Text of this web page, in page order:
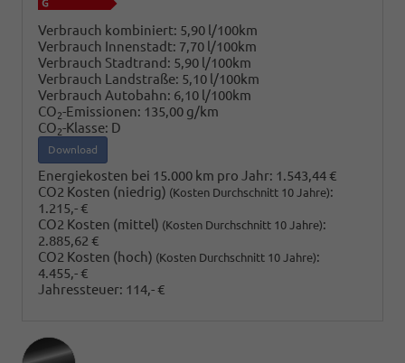
Verbrauch kombiniert: 5,90 l/100km
Verbrauch Innenstadt: 7,70 l/100km
Verbrauch Stadtrand: 5,90 l/100km
Verbrauch Landstraße: 5,10 l/100km
Verbrauch Autobahn: 6,10 l/100km
CO2-Emissionen: 135,00 g/km
CO2-Klasse: D
Download
Energiekosten bei 15.000 km pro Jahr: 1.543,44 €
CO2 Kosten (niedrig) (Kosten Durchschnitt 10 Jahre):
1.215,- €
CO2 Kosten (mittel) (Kosten Durchschnitt 10 Jahre):
2.885,62 €
CO2 Kosten (hoch) (Kosten Durchschnitt 10 Jahre):
4.455,- €
Jahressteuer: 114,- €